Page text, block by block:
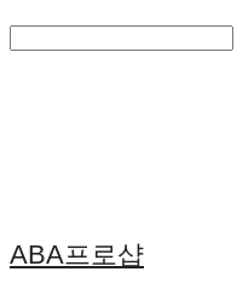
ABA프로샵